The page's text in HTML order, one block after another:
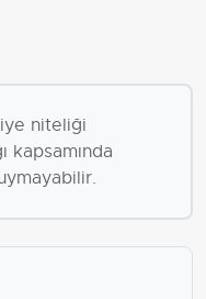
niteliği
kapsamında